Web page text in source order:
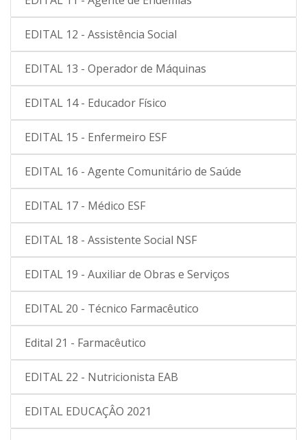
EDITAL 12 - Assistência Social
EDITAL 13 - Operador de Máquinas
EDITAL 14 - Educador Físico
EDITAL 15 - Enfermeiro ESF
EDITAL 16 - Agente Comunitário de Saúde
EDITAL 17 - Médico ESF
EDITAL 18 - Assistente Social NSF
EDITAL 19 - Auxiliar de Obras e Serviços
EDITAL 20 - Técnico Farmacêutico
Edital 21 - Farmacêutico
EDITAL 22 - Nutricionista EAB
EDITAL EDUCAÇÂO 2021